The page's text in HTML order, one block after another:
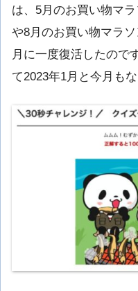
は、5月のお買い物マ
や8月のお買い物マラ
月に一度復活したので
て2023年1月と今月も